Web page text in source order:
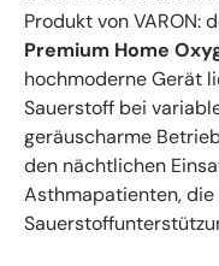
Produkt von VARON:
Premium Home
hochmoderne Gerät
Sauerstoff bei
geräuscharme
den nächtlichen
Asthmapatienten,